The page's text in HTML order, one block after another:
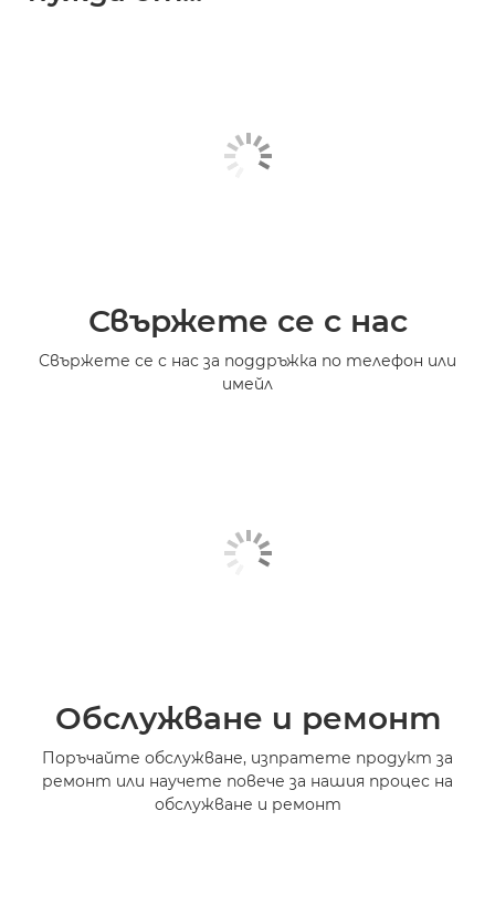
Свържете се с нас
Свържете се с нас за поддръжка по телефон или
имейл
Обслужване и ремонт
Поръчайте обслужване, изпратете продукт за
ремонт или научете повече за нашия процес на
обслужване и ремонт